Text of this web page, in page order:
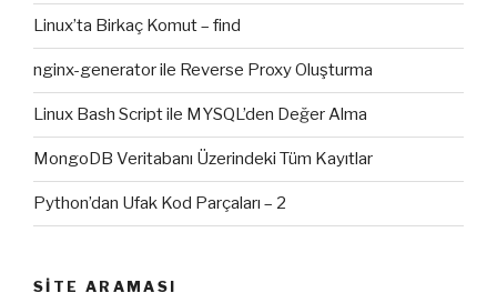
Linux’ta Birkaç Komut – find
nginx-generator ile Reverse Proxy Oluşturma
Linux Bash Script ile MYSQL’den Değer Alma
MongoDB Veritabanı Üzerindeki Tüm Kayıtlar
Python’dan Ufak Kod Parçaları – 2
SITE ARAMASI